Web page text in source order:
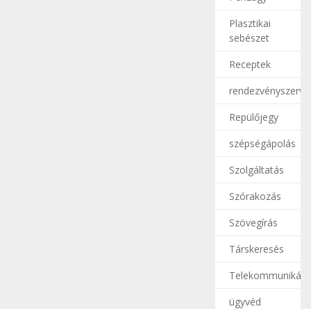
Plasztikai
sebészet
Receptek
Repülőjegy
szépségápolás
Szolgáltatás
Szórakozás
Szövegírás
Társkeresés
ügyvéd